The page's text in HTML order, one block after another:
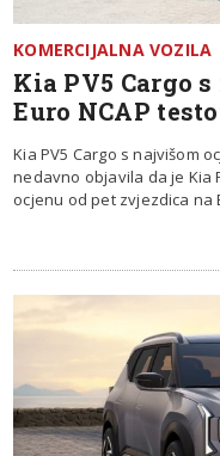
KOMERCIJALNA VOZILA
Kia PV5 Cargo
Euro NCAP
Kia PV5 Cargo s najvišom
nedavno objavila da je Kia
ocjenu od pet zvjezdica na